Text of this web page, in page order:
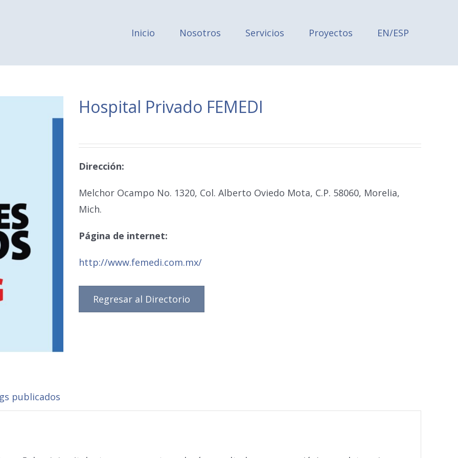
Inicio Nosotros Servicios Proyectos EN/ESP
Hospital Privado FEMEDI
Dirección:
Melchor Ocampo No. 1320, Col. Alberto Oviedo Mota, C.P. 58060, Morelia,
Mich.
Página de internet:
http://www.femedi.com.mx/
Regresar al Directorio
publicados